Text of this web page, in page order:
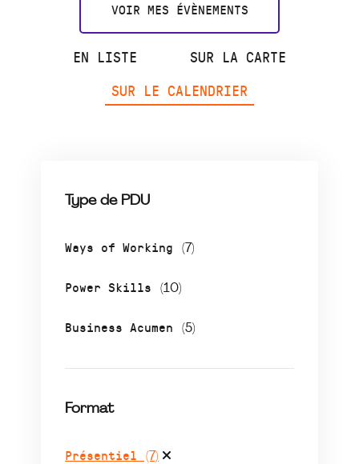
VOIR MES ÉVÈNEMENTS
EN LISTE
SUR LA CARTE
SUR LE CALENDRIER
Type de PDU
Ways of Working (7)
Power Skills (10)
Business Acumen (5)
Format
Présentiel (7)